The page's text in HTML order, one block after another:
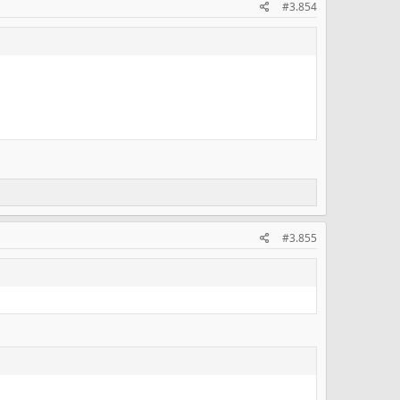
#3.854
#3.855